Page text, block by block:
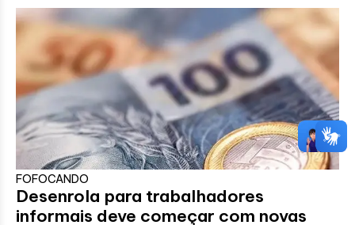
FOFOCANDO
Desenrola para trabalhadores
informais deve começar com novas